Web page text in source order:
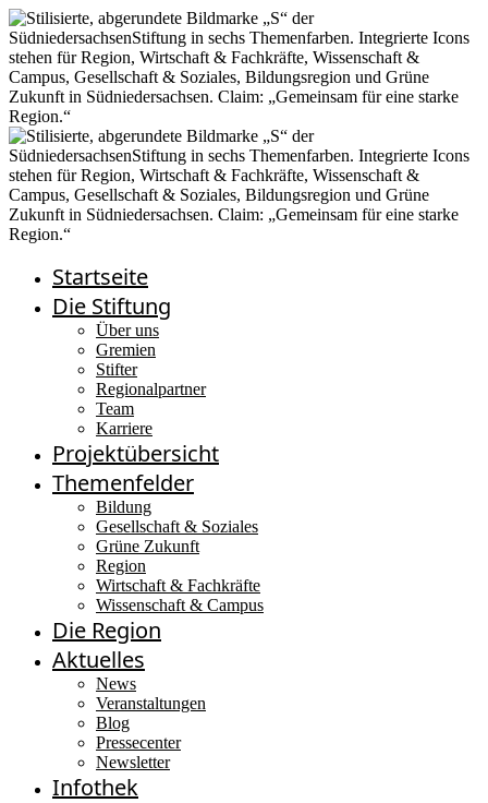
Startseite
Die Stiftung
Über uns
Gremien
Stifter
Regionalpartner
Team
Karriere
Projektübersicht
Themenfelder
Bildung
Gesellschaft & Soziales
Grüne Zukunft
Region
Wirtschaft & Fachkräfte
Wissenschaft & Campus
Die Region
Aktuelles
News
Veranstaltungen
Blog
Pressecenter
Newsletter
Infothek